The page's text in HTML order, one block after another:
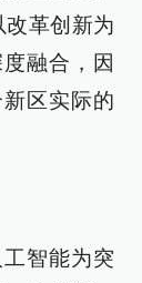
改革创新为
融合，因
区实际的
智能为突